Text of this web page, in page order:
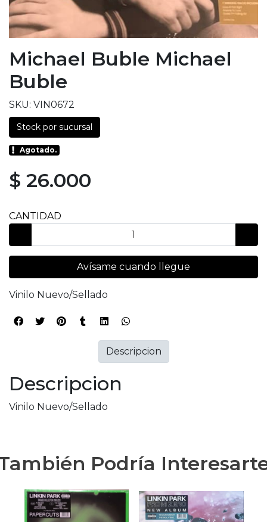
Michael Buble Michael
Buble
SKU: VIN0672
Stock por sucursal
Agotado.
$ 26.000
CANTIDAD
Avísame cuando llegue
Vinilo Nuevo/Sellado
Descripcion
Vinilo Nuevo/Sellado
Descripcion
Podría